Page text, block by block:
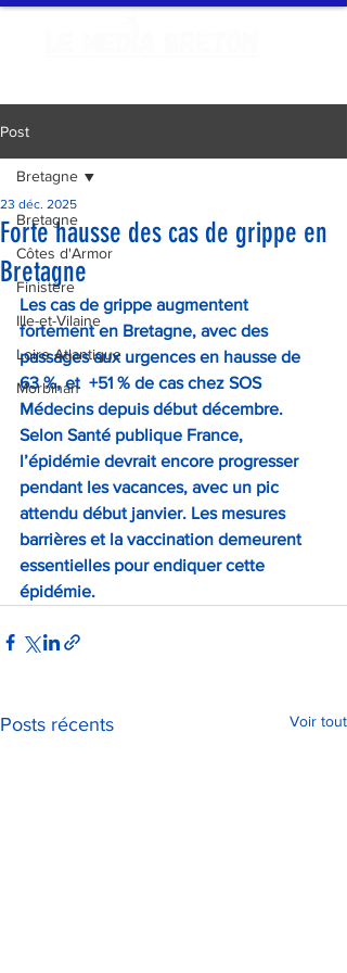
Post
Bretagne
Côtes d'Armor
Finistère
Ille-et-Vilaine
Loire Atlantique
Morbihan
Bretagne
Forte hausse des cas de grippe en
Bretagne
23 déc. 2025
Les cas de grippe augmentent
fortement en Bretagne, avec des
passages aux urgences en hausse de
63 %, et  +51 % de cas chez SOS
Médecins depuis début décembre.
Selon Santé publique France,
l’épidémie devrait encore progresser
pendant les vacances, avec un pic
attendu début janvier. Les mesures
barrières et la vaccination demeurent
essentielles pour endiquer cette
épidémie.
Posts récents Voir tout